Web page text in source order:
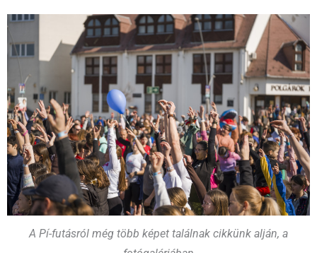
A Pí-futásról még több képet találnak cikkünk alján, a